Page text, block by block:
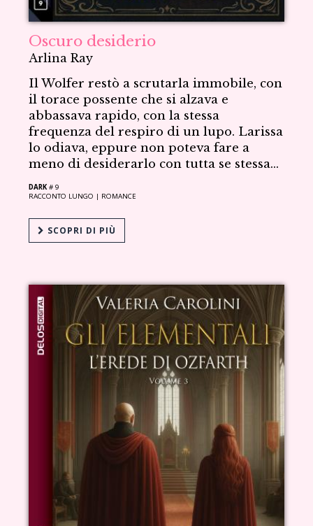
Oscuro desiderio
Arlina Ray
Il Wolfer restò a scrutarla immobile, con
il torace possente che si alzava e
abbassava rapido, con la stessa
frequenza del respiro di un lupo. Larissa
lo odiava, eppure non poteva fare a
meno di desiderarlo con tutta se stessa…
DARK # 9
RACCONTO LUNGO | ROMANCE
SCOPRI DI PIÙ